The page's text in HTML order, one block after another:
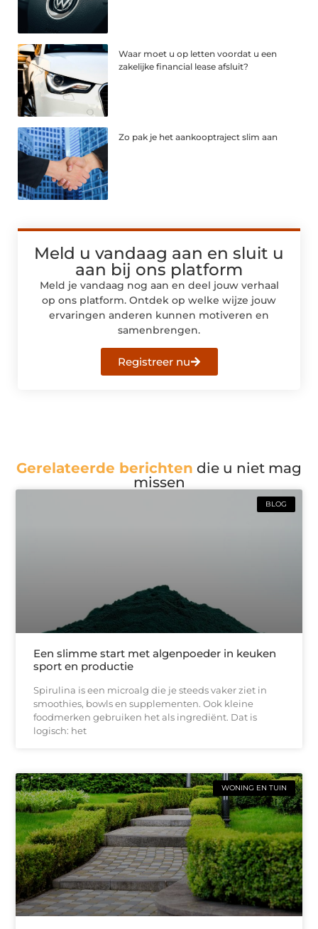
Waar moet u op letten voordat u een
zakelijke financial lease afsluit?
Zo pak je het aankooptraject slim aan
Meld u vandaag aan en sluit u
aan bij ons platform
Meld je vandaag nog aan en deel jouw verhaal
op ons platform. Ontdek op welke wijze jouw
ervaringen anderen kunnen motiveren en
samenbrengen.
Registreer nu
Gerelateerde berichten die u niet mag
missen
BLOG
Een slimme start met algenpoeder in keuken
sport en productie
Spirulina is een microalg die je steeds vaker ziet in
smoothies, bowls en supplementen. Ook kleine
foodmerken gebruiken het als ingrediënt. Dat is
logisch: het
WONING EN TUIN